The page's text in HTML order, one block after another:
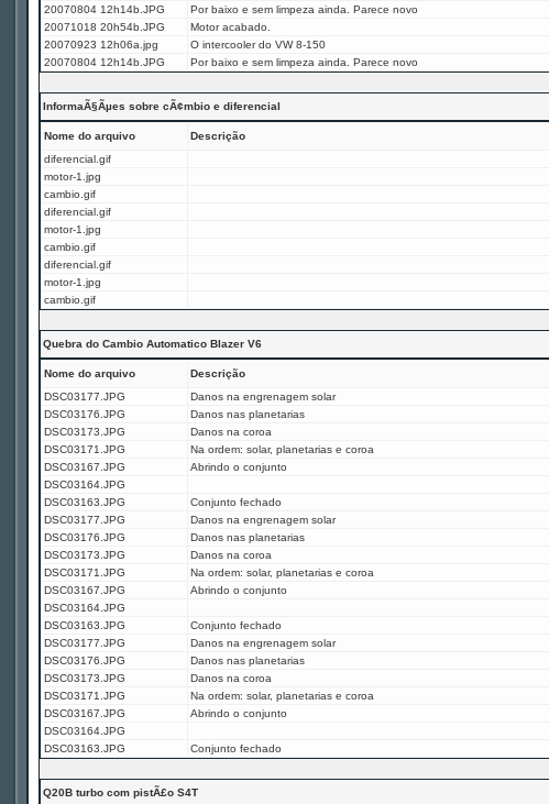
20070804 12h14b.JPG
Por baixo e sem limpeza ainda. Parece novo
20071018 20h54b.JPG
Motor acabado.
20070923 12h06a.jpg
O intercooler do VW 8-150
20070804 12h14b.JPG
Por baixo e sem limpeza ainda. Parece novo
InformaÃ§Ãµes sobre cÃ¢mbio e diferencial
Nome do arquivo Descrição
diferencial.gif
motor-1.jpg
cambio.gif
diferencial.gif
motor-1.jpg
cambio.gif
diferencial.gif
motor-1.jpg
cambio.gif
Quebra do Cambio Automatico Blazer V6
Nome do arquivo Descrição
DSC03177.JPG
Danos na engrenagem solar
DSC03176.JPG
Danos nas planetarias
DSC03173.JPG
Danos na coroa
DSC03171.JPG
Na ordem: solar, planetarias e coroa
DSC03167.JPG
Abrindo o conjunto
DSC03164.JPG
DSC03163.JPG
Conjunto fechado
DSC03177.JPG
Danos na engrenagem solar
DSC03176.JPG
Danos nas planetarias
DSC03173.JPG
Danos na coroa
DSC03171.JPG
Na ordem: solar, planetarias e coroa
DSC03167.JPG
Abrindo o conjunto
DSC03164.JPG
DSC03163.JPG
Conjunto fechado
DSC03177.JPG
Danos na engrenagem solar
DSC03176.JPG
Danos nas planetarias
DSC03173.JPG
Danos na coroa
DSC03171.JPG
Na ordem: solar, planetarias e coroa
DSC03167.JPG
Abrindo o conjunto
DSC03164.JPG
DSC03163.JPG
Conjunto fechado
Q20B turbo com pistÃ£o S4T